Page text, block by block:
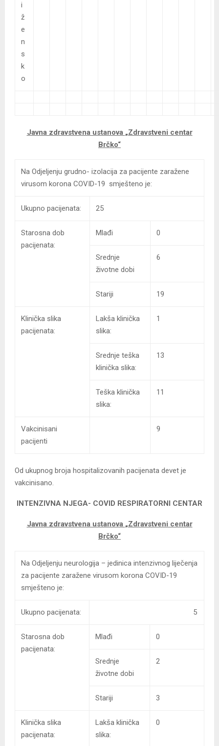
i
ž
e
n
s
k
o
Javna zdravstvena ustanova „Zdravstveni centar
Brčko“
Na Odjeljenju grudno- izolacija za pacijente zaražene
virusom korona COVID-19 smješteno je:
Ukupno pacijenata: 25
Starosna dob
pacijenata:
Mlađi 0
Srednje
životne dobi
6
Stariji 19
Klinička slika
pacijenata:
Lakša klinička
slika:
1
Srednje teška
klinička slika:
13
Teška klinička
slika:
11
Vakcinisani
pacijenti
9
Od ukupnog broja hospitalizovanih pacijenata devet je
vakcinisano.
INTENZIVNA NJEGA- COVID RESPIRATORNI CENTAR
Javna zdravstvena ustanova „Zdravstveni centar
Brčko“
Na Odjeljenju neurologija – jedinica intenzivnog liječenja
za pacijente zaražene virusom korona COVID-19
smješteno je:
Ukupno pacijenata: 5
Starosna dob
pacijenata:
Mlađi 0
Srednje
životne dobi
2
Stariji 3
Klinička slika
pacijenata:
Lakša klinička
slika:
0